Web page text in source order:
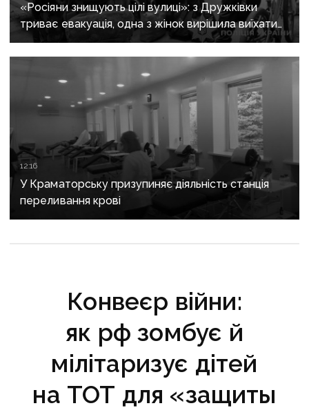
«Росіяни знищують цілі вулиці»: з Дружківки
триває евакуація, одна з жінок вирішила виїхати
після загибелі чоловіка
12:16
У Краматорську призупиняє діяльність станція
переливання крові
Конвеєр війни:
як рф зомбує й
мілітаризує дітей
на ТОТ для «защиты